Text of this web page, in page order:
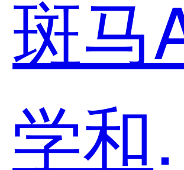
斑马
学和